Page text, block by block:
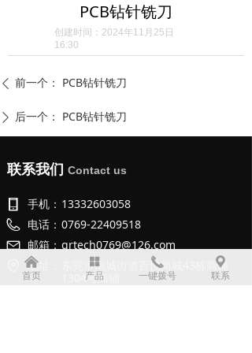
PCB钻针铣刀
创建时间： 2024年11月25日
16:30
ꄴ 前一个： PCB钻针铣刀
ꄲ 后一个： PCB钻针铣刀
联系我们 Contact us
手机： 13332603058
电话： 0769-22409518
邮箱： grtech0769@126.com
地址：
东莞市南城街道百悦尚城43栋商铺
1304号商铺
낀
首页
넒
产品
끅
一键拨号
끇
联系